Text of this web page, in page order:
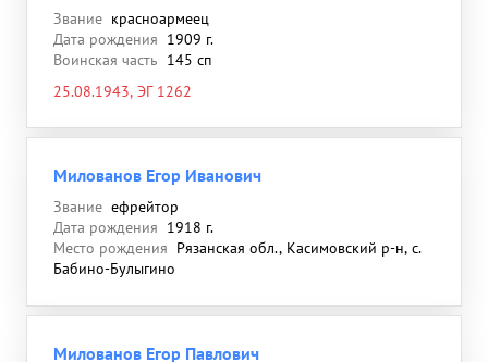
Звание красноармеец
Дата рождения 1909 г.
Воинская часть 145 сп
25.08.1943, ЭГ 1262
Милованов Егор Иванович
Звание ефрейтор
Дата рождения 1918 г.
Место рождения Рязанская обл., Касимовский р-н, с.
Бабино-Булыгино
Милованов Егор Павлович